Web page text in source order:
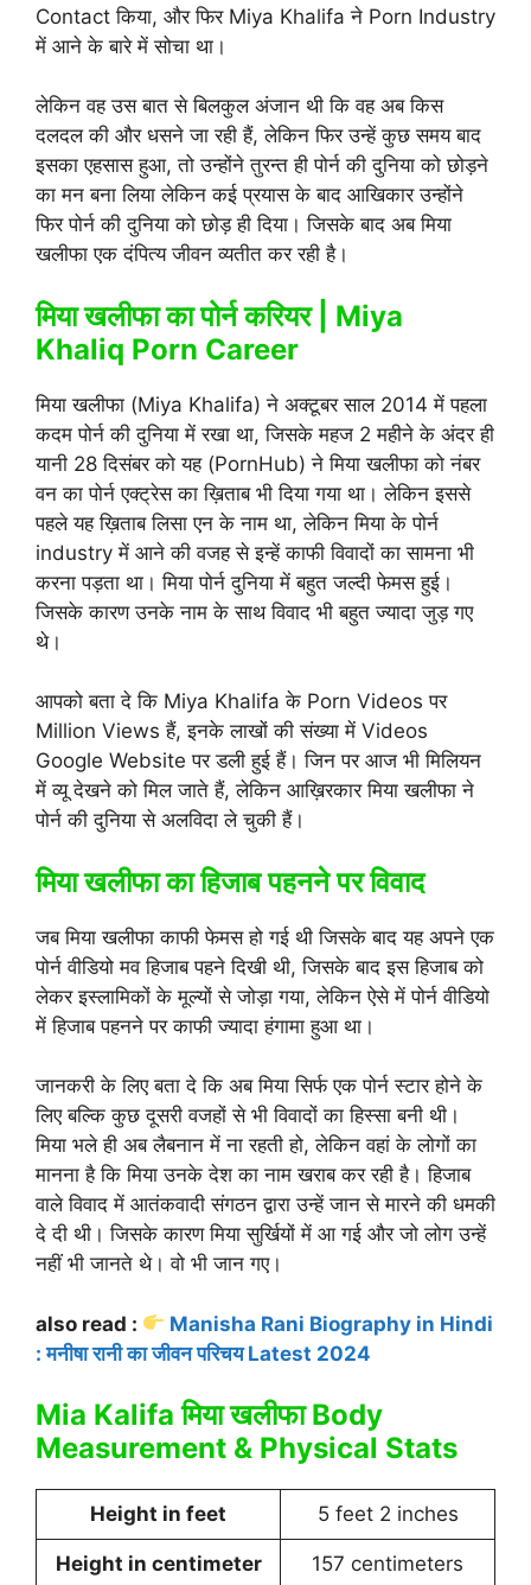
Contact किया, और फिर Miya Khalifa ने Porn Industry
में आने के बारे में सोचा था।
लेकिन वह उस बात से बिलकुल अंजान थी कि वह अब किस
दलदल की और धसने जा रही हैं, लेकिन फिर उन्हें कुछ समय बाद
इसका एहसास हुआ, तो उन्होंने तुरन्त ही पोर्न की दुनिया को छोड़ने
का मन बना लिया लेकिन कई प्रयास के बाद आखिकार उन्होंने
फिर पोर्न की दुनिया को छोड़ ही दिया। जिसके बाद अब मिया
खलीफा एक दंपित्य जीवन व्यतीत कर रही है।
मिया खलीफा का पोर्न करियर | Miya
Khaliq Porn Career
मिया खलीफा (Miya Khalifa) ने अक्टूबर साल 2014 में पहला
कदम पोर्न की दुनिया में रखा था, जिसके महज 2 महीने के अंदर ही
यानी 28 दिसंबर को यह (PornHub) ने मिया खलीफा को नंबर
वन का पोर्न एक्ट्रेस का ख़िताब भी दिया गया था। लेकिन इससे
पहले यह ख़िताब लिसा एन के नाम था, लेकिन मिया के पोर्न
industry में आने की वजह से इन्हें काफी विवादों का सामना भी
करना पड़ता था। मिया पोर्न दुनिया में बहुत जल्दी फेमस हुई।
जिसके कारण उनके नाम के साथ विवाद भी बहुत ज्यादा जुड़ गए
थे।
आपको बता दे कि Miya Khalifa के Porn Videos पर
Million Views हैं, इनके लाखों की संख्या में Videos
Google Website पर डली हुई हैं। जिन पर आज भी मिलियन
में व्यू देखने को मिल जाते हैं, लेकिन आख़िरकार मिया खलीफा ने
पोर्न की दुनिया से अलविदा ले चुकी हैं।
मिया खलीफा का हिजाब पहनने पर विवाद
जब मिया खलीफा काफी फेमस हो गई थी जिसके बाद यह अपने एक
पोर्न वीडियो मव हिजाब पहने दिखी थी, जिसके बाद इस हिजाब को
लेकर इस्लामिकों के मूल्यों से जोड़ा गया, लेकिन ऐसे में पोर्न वीडियो
में हिजाब पहनने पर काफी ज्यादा हंगामा हुआ था।
जानकरी के लिए बता दे कि अब मिया सिर्फ एक पोर्न स्टार होने के
लिए बल्कि कुछ दूसरी वजहों से भी विवादों का हिस्सा बनी थी।
मिया भले ही अब लैबनान में ना रहती हो, लेकिन वहां के लोगों का
मानना है कि मिया उनके देश का नाम खराब कर रही है। हिजाब
वाले विवाद में आतंकवादी संगठन द्वारा उन्हें जान से मारने की धमकी
दे दी थी। जिसके कारण मिया सुर्खियों में आ गई और जो लोग उन्हें
नहीं भी जानते थे। वो भी जान गए।
also read :
Manisha Rani Biography in Hindi
: मनीषा रानी का जीवन परिचय Latest 2024
Mia Kalifa मिया खलीफा Body
Measurement & Physical Stats
Height in feet 5 feet 2 inches
Height in centimeter 157 centimeters